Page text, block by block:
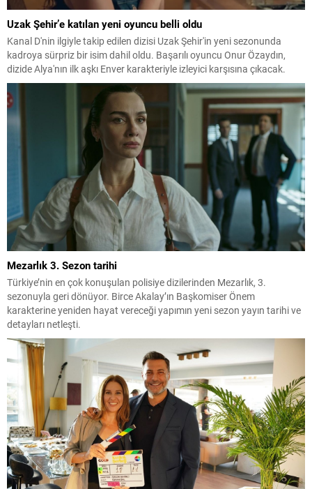
Uzak Şehir’e katılan yeni oyuncu belli oldu
Kanal D'nin ilgiyle takip edilen dizisi Uzak Şehir'in yeni sezonunda
kadroya sürpriz bir isim dahil oldu. Başarılı oyuncu Onur Özaydın,
dizide Alya'nın ilk aşkı Enver karakteriyle izleyici karşısına çıkacak.
Mezarlık 3. Sezon tarihi
Türkiye’nin en çok konuşulan polisiye dizilerinden Mezarlık, 3.
sezonuyla geri dönüyor. Birce Akalay’ın Başkomiser Önem
karakterine yeniden hayat vereceği yapımın yeni sezon yayın tarihi ve
detayları netleşti.